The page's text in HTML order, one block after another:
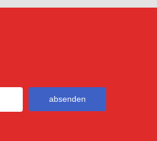
absenden